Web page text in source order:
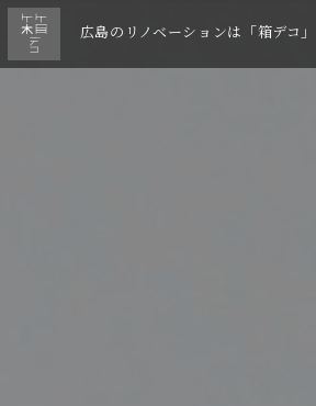
広島のリノベーションは「箱デコ」